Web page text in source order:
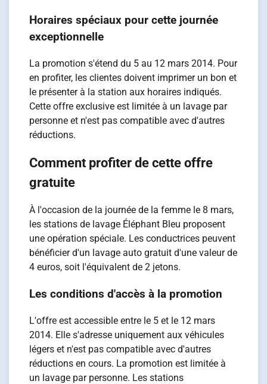
Horaires spéciaux pour cette journée
exceptionnelle
La promotion s'étend du 5 au 12 mars 2014. Pour
en profiter, les clientes doivent imprimer un bon et
le présenter à la station aux horaires indiqués.
Cette offre exclusive est limitée à un lavage par
personne et n'est pas compatible avec d'autres
réductions.
Comment profiter de cette offre
gratuite
À l'occasion de la journée de la femme le 8 mars,
les stations de lavage Éléphant Bleu proposent
une opération spéciale. Les conductrices peuvent
bénéficier d'un lavage auto gratuit d'une valeur de
4 euros, soit l'équivalent de 2 jetons.
Les conditions d'accès à la promotion
L'offre est accessible entre le 5 et le 12 mars
2014. Elle s'adresse uniquement aux véhicules
légers et n'est pas compatible avec d'autres
réductions en cours. La promotion est limitée à
un lavage par personne. Les stations